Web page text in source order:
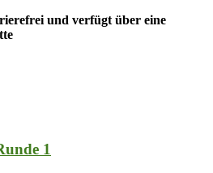
und verfügt über eine
1